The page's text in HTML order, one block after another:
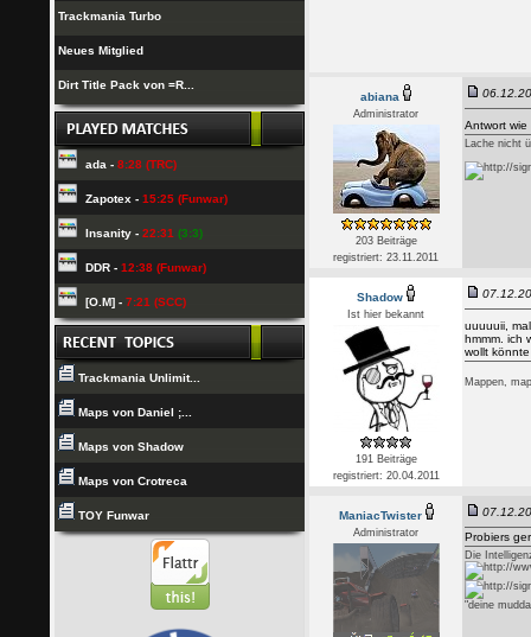
Trackmania Turbo
Neues Mitglied
Dirt Title Pack von =R...
ada - 8:28 (TRC)
Zapotex - 15:25 (Funwar)
Insanity - 22:31 (3:3)
DDR - 12:38 (Funwar)
[O.M] - 7:21 (SCC)
Trackmania Unlimit...
Maps von Daniel ;...
Maps von Shadow
Maps von Crotreca
TOY Funwar
abiana
Administrator
203 Beiträge
registriert: 23.11.2011
Antwort
Lache nicht
Shadow
Ist hier bekannt
191 Beiträge
registriert: 20.04.2011
uuuuuii,
hmmm. ich
wollt
Mappen,
ManiacTwister
Administrator
Probiers
Die
"deine